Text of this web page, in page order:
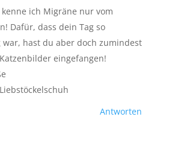
kenne ich Migräne nur vom
Dafür, dass dein Tag so
war, hast du aber doch zumindest
eingefangen!
Antworten